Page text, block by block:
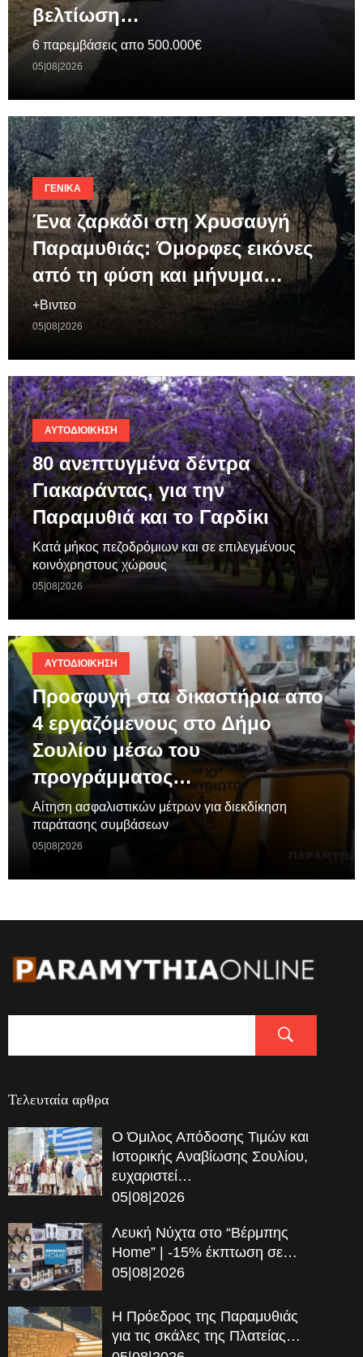
βελτίωση…
6 παρεμβάσεις απο 500.000€
05|08|2026
ΓΕΝΙΚΆ
Ένα ζαρκάδι στη Χρυσαυγή
Παραμυθιάς: Όμορφες εικόνες
από τη φύση και μήνυμα…
+Βιντεο
05|08|2026
ΑΥΤΟΔΙΟΊΚΗΣΗ
80 ανεπτυγμένα δέντρα
Γιακαράντας, για την
Παραμυθιά και το Γαρδίκι
Κατά μήκος πεζοδρόμιων και σε επιλεγμένους
κοινόχρηστους χώρους
05|08|2026
ΑΥΤΟΔΙΟΊΚΗΣΗ
Προσφυγή στα δικαστήρια απο
4 εργαζόμενους στο Δήμο
Σουλίου μέσω του
προγράμματος…
Aίτηση ασφαλιστικών μέτρων για διεκδίκηση
παράτασης συμβάσεων
05|08|2026
Τελευταία αρθρα
Ο Όμιλος Απόδοσης Τιμών και
Ιστορικής Αναβίωσης Σουλίου,
ευχαριστεί…
05|08|2026
Λευκή Νύχτα στο “Βέρμπης
Home” | -15% έκπτωση σε…
05|08|2026
Η Πρόεδρος της Παραμυθιάς
για τις σκάλες της Πλατείας…